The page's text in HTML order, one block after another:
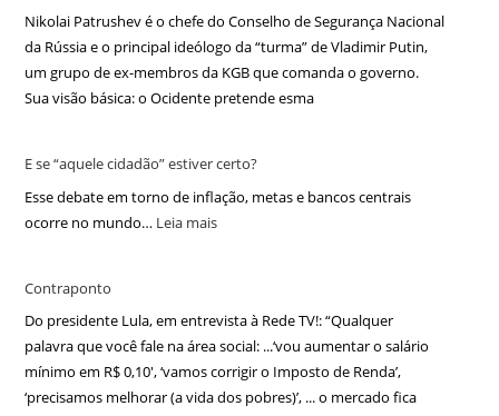
Nikolai Patrushev é o chefe do Conselho de Segurança Nacional
da Rússia e o principal ideólogo da “turma” de Vladimir Putin,
um grupo de ex-membros da KGB que comanda o governo.
Sua visão básica: o Ocidente pretende esma
E se “aquele cidadão” estiver certo?
Esse debate em torno de inflação, metas e bancos centrais
ocorre no mundo… Leia mais
Contraponto
Do presidente Lula, em entrevista à Rede TV!: “Qualquer
palavra que você fale na área social: ...‘vou aumentar o salário
mínimo em R$ 0,10′, ‘vamos corrigir o Imposto de Renda’,
‘precisamos melhorar (a vida dos pobres)’, ... o mercado fica